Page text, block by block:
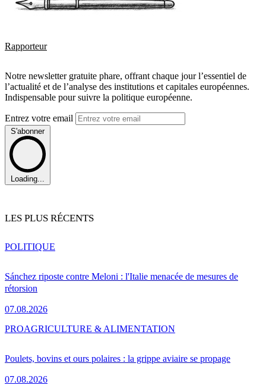
Rapporteur
Notre newsletter gratuite phare, offrant chaque jour l’essentiel de
l’actualité et de l’analyse des institutions et capitales européennes.
Indispensable pour suivre la politique européenne.
Entrez votre email
S'abonner
Loading...
LES PLUS RÉCENTS
Sánchez riposte contre Meloni : l'Italie menacée de mesures de
rétorsion
07.08.2026
POLITIQUE
Poulets, bovins et ours polaires : la grippe aviaire se propage
07.08.2026
PROAGRICULTURE & ALIMENTATION